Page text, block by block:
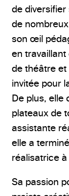
de
de
son œil
en
de théâtre
invitée pour
De plus, elle
plateaux de
assistante
elle a
réalisatrice à
Sa passion